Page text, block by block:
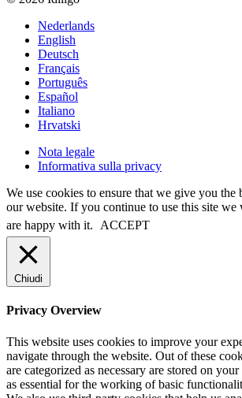
Nederlands
English
Deutsch
Français
Português
Español
Italiano
Hrvatski
Nota legale
Informativa sulla privacy
We use cookies to ensure that we give you the
our website. If you continue to use this site we
are happy with it.
ACCEPT
Chiudi
Privacy Overview
This website uses cookies to improve your
navigate through the website. Out of these
are categorized as necessary are stored on
as essential for the working of basic